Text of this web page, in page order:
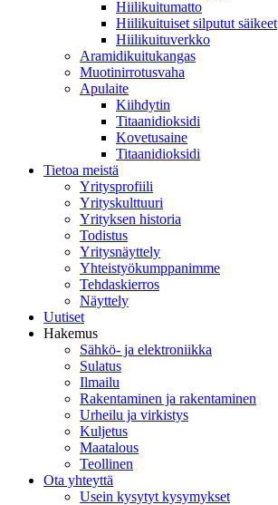
Hiilikuitumatto
Hiilikuituiset silputut säikeet
Hiilikuituverkko
Aramidikuitukangas
Muotinirrotusvaha
Apulaite
Kiihdytin
Titaanidioksidi
Kovetusaine
Titaanidioksidi
Tietoa meistä
Yritysprofiili
Yrityskulttuuri
Yrityksen historia
Todistus
Yritysnäyttely
Yhteistyökumppanimme
Tehdaskierros
Näyttely
Uutiset
Hakemus
Sähkö- ja elektroniikka
Sulatus
Ilmailu
Rakentaminen ja rakentaminen
Urheilu ja virkistys
Kuljetus
Maatalous
Teollinen
Ota yhteyttä
Usein kysytyt kysymykset